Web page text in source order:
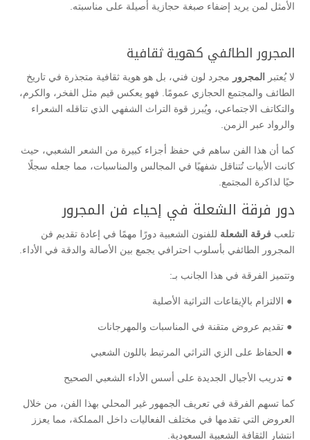
الأمثل لمن يريد إضفاء صبغة حجازية أصيلة على مناسبته.
المجرور الطائفي كهوية ثقافية
لا يُعتبر المجرور مجرد لون فني، بل هو هوية ثقافية متجذرة في تاريخ
الطائف والمجتمع الحجازي عمومًا. فهو يعكس قيم مثل الفخر، والكرم،
والتكاتف الاجتماعي، ويُبرز قوة التراث الشفهي الذي تناقله الشعراء
والرواد عبر الزمن.
كما أن هذا الفن ساهم في حفظ أجزاء كبيرة من الشعر الشعبي، حيث
كانت الأبيات تُتناقل شفهيًا في المجالس والمناسبات، مما جعله سجلًا
حيًا لذاكرة المجتمع.
دور فرقة الشعلة في إحياء فن المجرور
تلعب فرقة الشعلة للفنون الشعبية دورًا مهمًا في إعادة تقديم فن
المجرور الطائفي بأسلوب احترافي يجمع بين الأصالة والدقة في الأداء.
وتتميز الفرقة في هذا الجانب بـ:
● الالتزام بالإيقاعات التراثية الأصلية
● تقديم عروض متقنة في المناسبات والمهرجانات
● الحفاظ على الزي التراثي المرتبط باللون الشعبي
● تدريب الأجيال الجديدة على أسس الأداء الشعبي الصحيح
كما تسهم الفرقة في تعريف الجمهور غير المحلي بهذا الفن، من خلال
العروض التي تقدمها في مختلف الفعاليات داخل المملكة، مما يعزز
انتشار الثقافة الشعبية السعودية.